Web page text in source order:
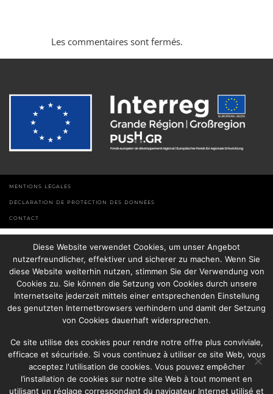
Les commentaires sont fermés.
MENTIONS LÉGALES
DÉCLARATION DE PROTECTION DES DONNÉES
CONTACT
Diese Website verwendet Cookies, um unser Angebot
nutzerfreundlicher, effektiver und sicherer zu machen. Wenn Sie
diese Website weiterhin nutzen, stimmen Sie der Verwendung von
Cookies zu. Sie können die Setzung von Cookies durch unsere
Internetseite jederzeit mittels einer entsprechenden Einstellung
des genutzten Internetbrowsers verhindern und damit der Setzung
von Cookies dauerhaft widersprechen.
Ce site utilise des cookies pour rendre notre offre plus conviviale,
efficace et sécurisée. Si vous continuez à utiliser ce site Web, vous
acceptez l'utilisation de cookies. Vous pouvez empêcher
l’installation de cookies sur notre site Web à tout moment en
utilisant un réglage correspondant du navigateur Internet utilisé et